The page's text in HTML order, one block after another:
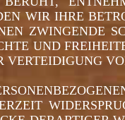
WIR IHRE
ZWINGENDE
UND
VERTEIDIGUNG